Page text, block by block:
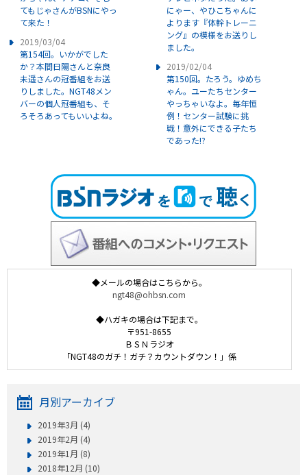
てもじゃさんがBSNにやっ
て来た！
2019/03/04
第154回。いかがでした
か？本間日陽さんと奈良
未遥さんの冠番組をお送
りしました。NGT48メン
バーの個人冠番組も、そ
ろそろあってもいいよね。
にゃー、やひこちゃんに
よります『体幹トレーニ
ング』の模様をお送りし
ました。
2019/02/04
第150回。たろう。ゆめち
ゃん。ユーたちセンター
やっちゃいなよ。毎年恒
例！センター試験に挑
戦！意外にできる子たち
であった!?
◆メールの場合はこちらから。
ngt48@ohbsn.com
◆ハガキの場合は下記まで。
〒951-8655
ＢＳＮラジオ
「NGT48のガチ！ガチ？カウントダウン！」係
月別アーカイブ
2019年3月 (4)
2019年2月 (4)
2019年1月 (8)
2018年12月 (10)